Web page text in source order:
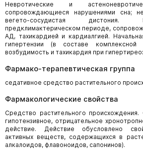
Невротические и
сопровождающиеся нарушениями сна;
вегето-сосудистая дистония.
предклимактерическом периоде,
АД, тахикардией и кардиалгией.
гипертензии (в составе комплексной
возбудимость и тахикардия при
Фармако-терапевтическая группа
седативное средство растительного
Фармакологические свойства
Средство растительного происхождения.
гипотензивное, отрицательное
действие. Действие обусловлено
активных веществ, содержащихся в
алкалоидов, флавоноидов, сапонинов).